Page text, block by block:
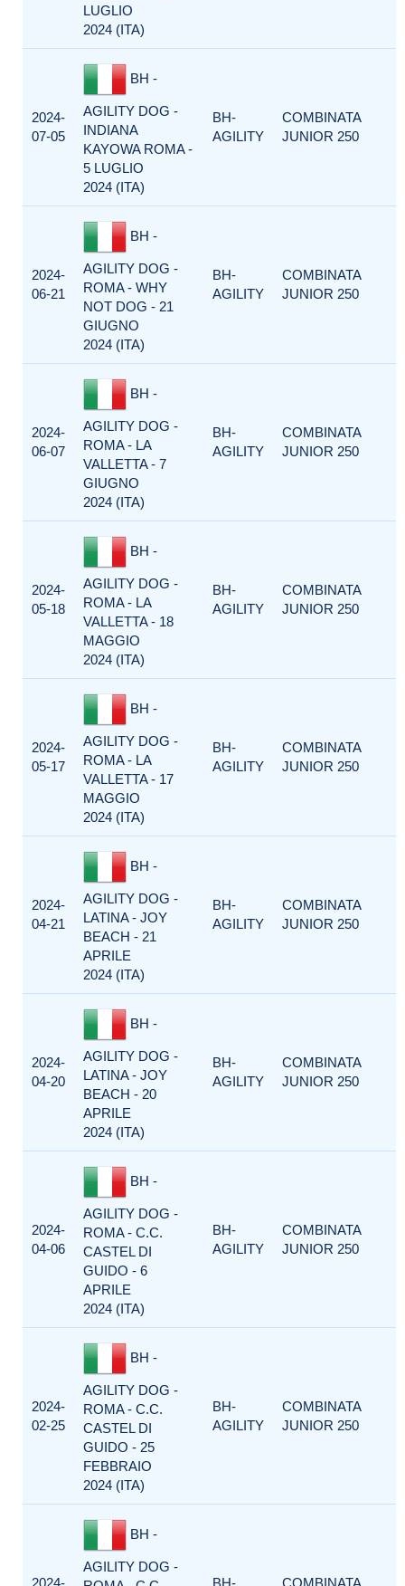
LUGLIO
2024 (ITA)
2024-
07-05
BH -
AGILITY DOG -
INDIANA
KAYOWA ROMA -
5 LUGLIO
2024 (ITA)
BH-
AGILITY
COMBINATA
JUNIOR 250
2024-
06-21
BH -
AGILITY DOG -
ROMA - WHY
NOT DOG - 21
GIUGNO
2024 (ITA)
BH-
AGILITY
COMBINATA
JUNIOR 250
2024-
06-07
BH -
AGILITY DOG -
ROMA - LA
VALLETTA - 7
GIUGNO
2024 (ITA)
BH-
AGILITY
COMBINATA
JUNIOR 250
2024-
05-18
BH -
AGILITY DOG -
ROMA - LA
VALLETTA - 18
MAGGIO
2024 (ITA)
BH-
AGILITY
COMBINATA
JUNIOR 250
2024-
05-17
BH -
AGILITY DOG -
ROMA - LA
VALLETTA - 17
MAGGIO
2024 (ITA)
BH-
AGILITY
COMBINATA
JUNIOR 250
2024-
04-21
BH -
AGILITY DOG -
LATINA - JOY
BEACH - 21
APRILE
2024 (ITA)
BH-
AGILITY
COMBINATA
JUNIOR 250
2024-
04-20
BH -
AGILITY DOG -
LATINA - JOY
BEACH - 20
APRILE
2024 (ITA)
BH-
AGILITY
COMBINATA
JUNIOR 250
2024-
04-06
BH -
AGILITY DOG -
ROMA - C.C.
CASTEL DI
GUIDO - 6
APRILE
2024 (ITA)
BH-
AGILITY
COMBINATA
JUNIOR 250
2024-
02-25
BH -
AGILITY DOG -
ROMA - C.C.
CASTEL DI
GUIDO - 25
FEBBRAIO
2024 (ITA)
BH-
AGILITY
COMBINATA
JUNIOR 250
2024-
BH -
AGILITY DOG -
BH- COMBINATA